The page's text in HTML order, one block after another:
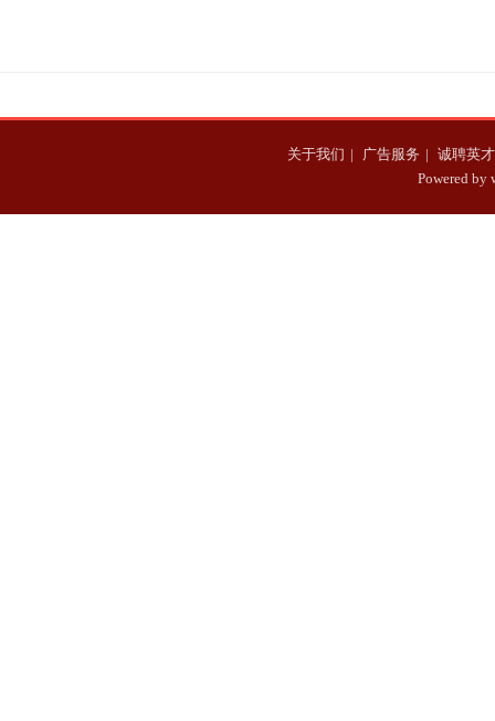
关于我们 | 广告服务 | 诚聘英才
Powered by